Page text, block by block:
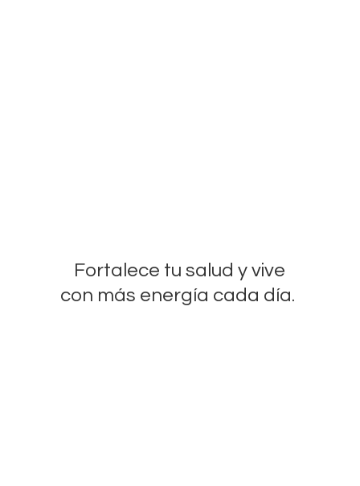
Fortalece tu salud y vive
con más energía cada día.